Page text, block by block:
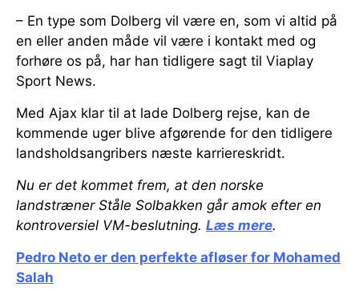
– En type som Dolberg vil være en, som vi altid på
en eller anden måde vil være i kontakt med og
forhøre os på, har han tidligere sagt til Viaplay
Sport News.
Med Ajax klar til at lade Dolberg rejse, kan de
kommende uger blive afgørende for den tidligere
landsholdsangribers næste karriereskridt.
Nu er det kommet frem, at den norske
landstræner Ståle Solbakken går amok efter en
kontroversiel VM-beslutning. Læs mere.
Pedro Neto er den perfekte afløser for Mohamed
Salah